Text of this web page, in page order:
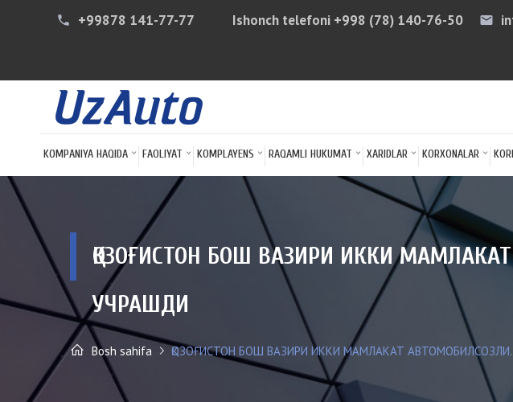
phone +99878 141-77-77 Ishonch telefoni +998 (78) 140-76-50 email
KOMPANIYA HAQIDA FAOLIYAT KOMPLAYENS RAQAMLI HUKUMAT XARIDLAR KORXONALAR
ҚОЗОҒИСТОН БОШ ВАЗИРИ ИККИ
УЧРАШДИ
Bosh sahifa ҚОЗОҒИСТОН БОШ ВАЗИРИ ИККИ МАМЛАКАТ